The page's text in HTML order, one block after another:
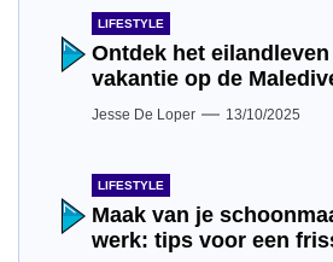
LIFESTYLE
Ontdek het
vakantie op de
Jesse De Loper 13/10/2025
LIFESTYLE
Maak van je
werk: tips voor een